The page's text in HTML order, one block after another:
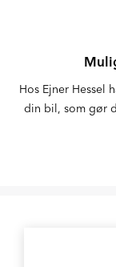
Hos Ejner Hessel
din bil, som gør